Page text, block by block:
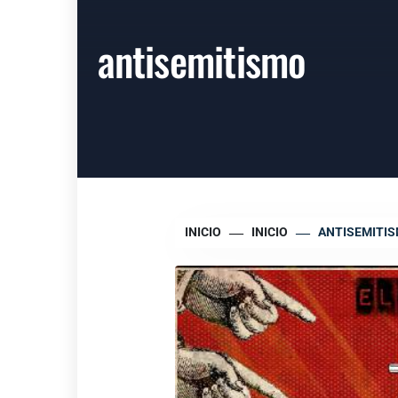
antisemitismo
INICIO INICIO